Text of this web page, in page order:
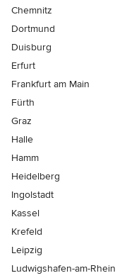
Chemnitz
Dortmund
Duisburg
Erfurt
Frankfurt am Main
Fürth
Graz
Halle
Hamm
Heidelberg
Ingolstadt
Kassel
Krefeld
Leipzig
Ludwigshafen-am-Rhein